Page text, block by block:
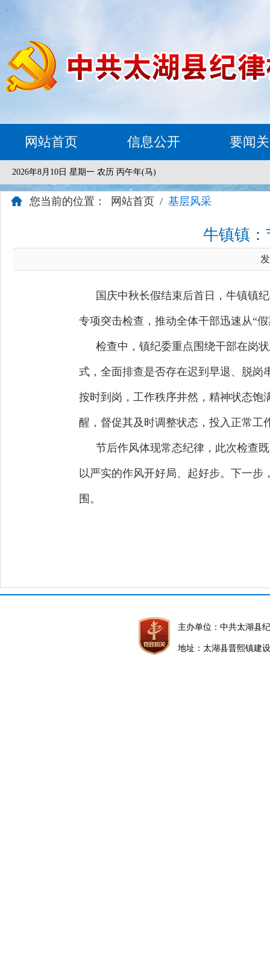
网站首页 信息公开 要闻
2026年8月10日 星期一 农历 丙午年(马)
您当前的位置： 网站首页 / 基层风采
牛镇镇
国庆中秋长假结束后首日，牛镇镇
专项突击检查，推动全体干部迅速从“
检查中，镇纪委重点围绕干部在岗
式，全面排查是否存在迟到早退、脱岗
按时到岗，工作秩序井然，精神状态饱
醒，督促其及时调整状态，投入正常工
节后作风体现常态纪律，此次检查
以严实的作风开好局、起好步。下一
围。
主办单位：中共太湖县
地址：太湖县晋熙镇建